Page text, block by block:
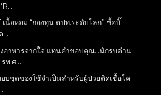
เนื้อหอม “กองทุน ตปท.ระดับโลก” ซื้อบิ๊
...
อาหารจากใจ แทนคำขอบคุณ...นักรบด่าน
พ.ศ...
อบชุดของใช้จำเป็นสำหรับผู้ป่วยติดเชื้อโค